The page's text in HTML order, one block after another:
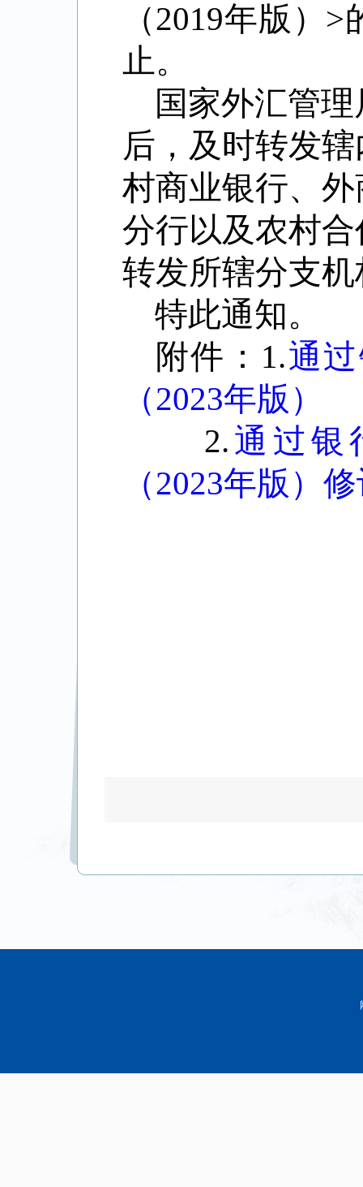
（2019年版） >
止。
国家外汇管
后，及时转发
村商业银行、
分行以及农村
转发所辖分支
特此通知。
附件： 1.通
（2023年版）
2.通过银
（2023年版）